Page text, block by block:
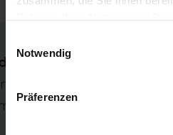
Notwendig
Präferenzen
Wert der Position
Wert der Position